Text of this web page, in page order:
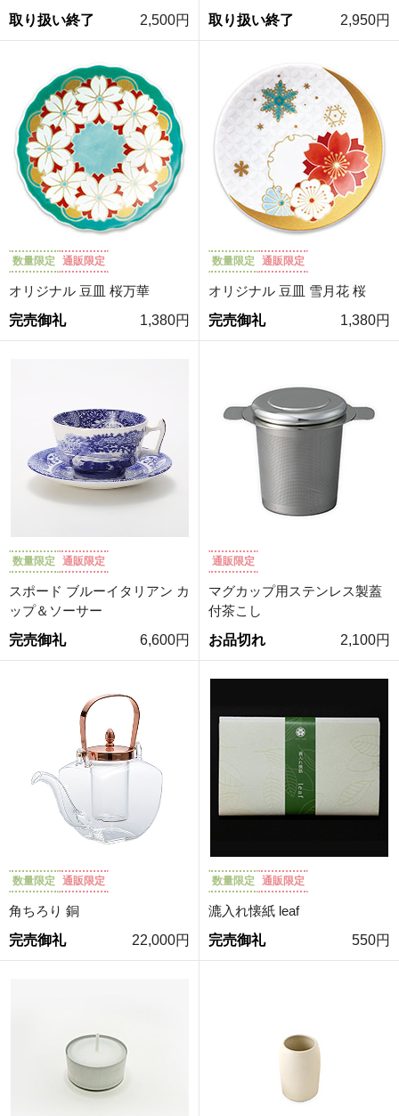
取り扱い終了
2,500円
取り扱い終了
2,950円
数量限定 通販限定
オリジナル 豆皿 桜万華
完売御礼
1,380円
数量限定 通販限定
オリジナル 豆皿 雪月花 桜
完売御礼
1,380円
数量限定 通販限定
スポード ブルーイタリアン カ
ップ＆ソーサー
完売御礼
6,600円
通販限定
マグカップ用ステンレス製蓋
付茶こし
お品切れ
2,100円
数量限定 通販限定
角ちろり 銅
完売御礼
22,000円
数量限定 通販限定
漉入れ懐紙 leaf
完売御礼
550円